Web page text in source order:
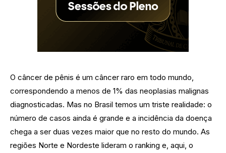
O câncer de pênis é um câncer raro em todo mundo,
correspondendo a menos de 1% das neoplasias malignas
diagnosticadas. Mas no Brasil temos um triste realidade: o
número de casos ainda é grande e a incidência da doença
chega a ser duas vezes maior que no resto do mundo. As
regiões Norte e Nordeste lideram o ranking e, aqui, o